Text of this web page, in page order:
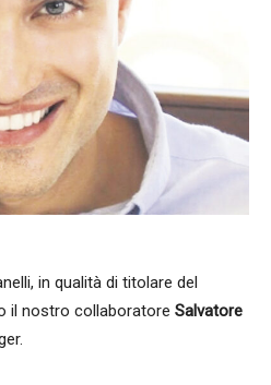
in qualità di titolare del
il nostro collaboratore Salvatore